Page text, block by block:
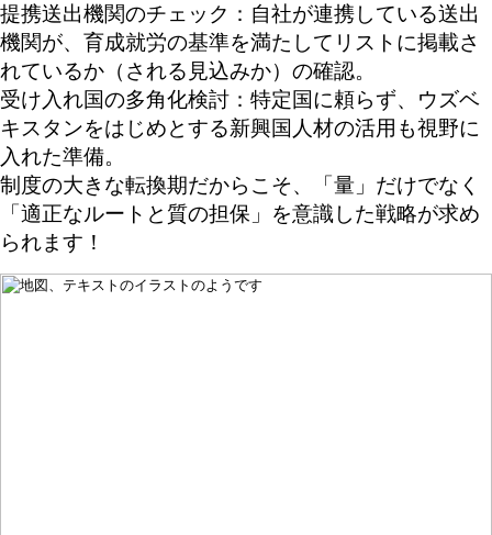
提携送出機関のチェック：自社が連携している送出
機関が、育成就労の基準を満たしてリストに掲載さ
れているか（される見込みか）の確認。
受け入れ国の多角化検討：特定国に頼らず、ウズベ
キスタンをはじめとする新興国人材の活用も視野に
入れた準備。
制度の大きな転換期だからこそ、「量」だけでなく
「適正なルートと質の担保」を意識した戦略が求め
られます！